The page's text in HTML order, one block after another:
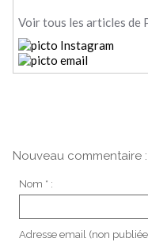
Voir tous les articles de
Nouveau commentaire :
Nom * :
Adresse email (non